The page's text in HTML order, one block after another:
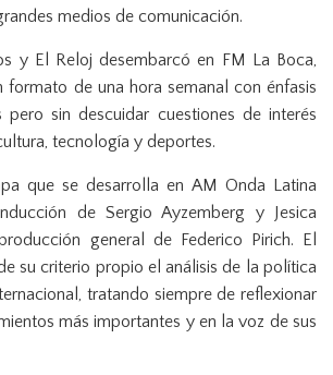
medios de comunicación.
y El Reloj desembarcó en FM La Boca,
formato de una hora semanal con énfasis
sin descuidar cuestiones de interés
tecnología y deportes.
que se desarrolla en AM Onda Latina
de Sergio Ayzemberg y Jesica
general de Federico Pirich. El
su criterio propio el análisis de la política
tratando siempre de reflexionar
más importantes y en la voz de sus